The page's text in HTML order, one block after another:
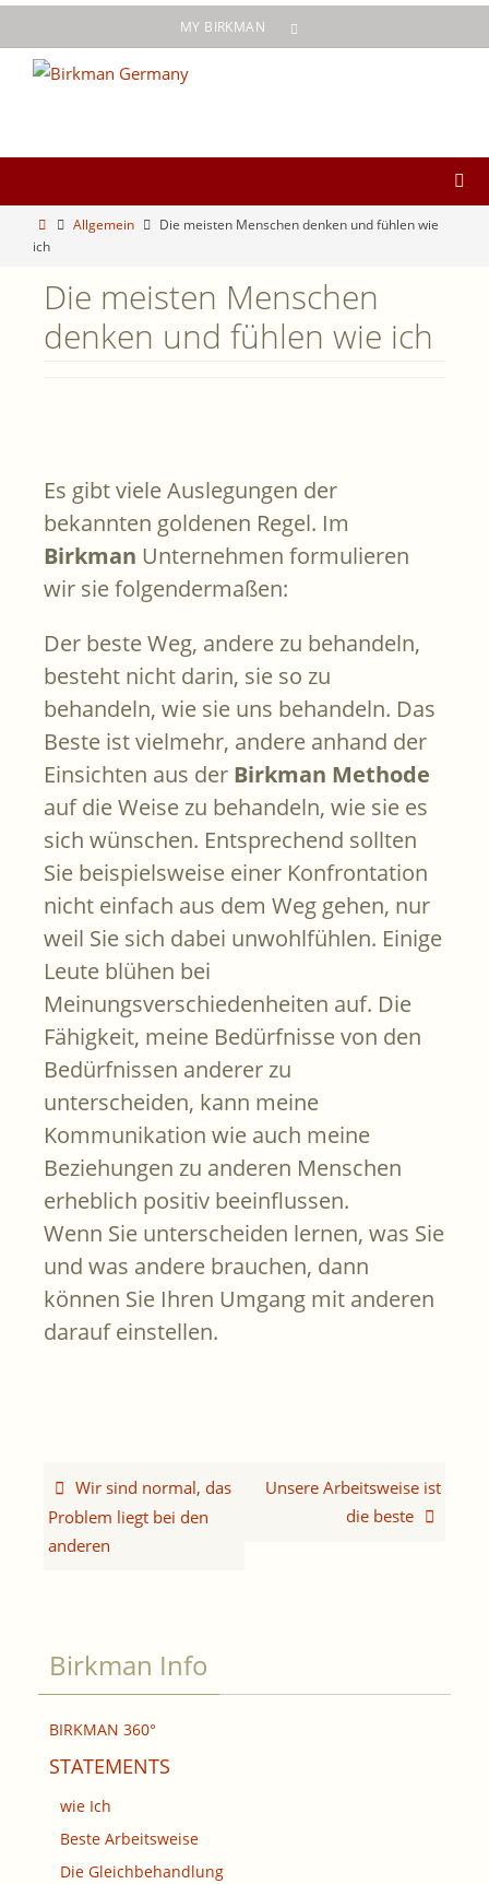
Inhalt
springen
MY BIRKMAN
StartAllgemein
Die meisten Menschen denken und fühlen wie
ich
Die meisten Menschen
denken und fühlen wie ich
Es gibt viele Auslegungen der
bekannten goldenen Regel. Im
Birkman Unternehmen formulieren
wir sie folgendermaßen:
Der beste Weg, andere zu behandeln,
besteht nicht darin, sie so zu
behandeln, wie sie uns behandeln. Das
Beste ist vielmehr, andere anhand der
Einsichten aus der Birkman Methode
auf die Weise zu behandeln, wie sie es
sich wünschen. Entsprechend sollten
Sie beispielsweise einer Konfrontation
nicht einfach aus dem Weg gehen, nur
weil Sie sich dabei unwohlfühlen. Einige
Leute blühen bei
Meinungsverschiedenheiten auf. Die
Fähigkeit, meine Bedürfnisse von den
Bedürfnissen anderer zu
unterscheiden, kann meine
Kommunikation wie auch meine
Beziehungen zu anderen Menschen
erheblich positiv beeinflussen.
Wenn Sie unterscheiden lernen, was Sie
und was andere brauchen, dann
können Sie Ihren Umgang mit anderen
darauf einstellen.
Wir sind normal, das
Problem liegt bei den
anderen
Unsere Arbeitsweise ist
die beste
Birkman Info
BIRKMAN 360°
STATEMENTS
wie Ich
Beste Arbeitsweise
Die Gleichbehandlung